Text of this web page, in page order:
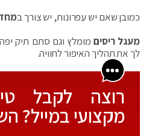
כמובן שאם יש עפרונות, יש צורך ב
מעגל ריסיםמומלץ וגם סתם תיק
לך את תהליך האיפור לחוויה.
רוצה לקבל
מקצועי במייל?